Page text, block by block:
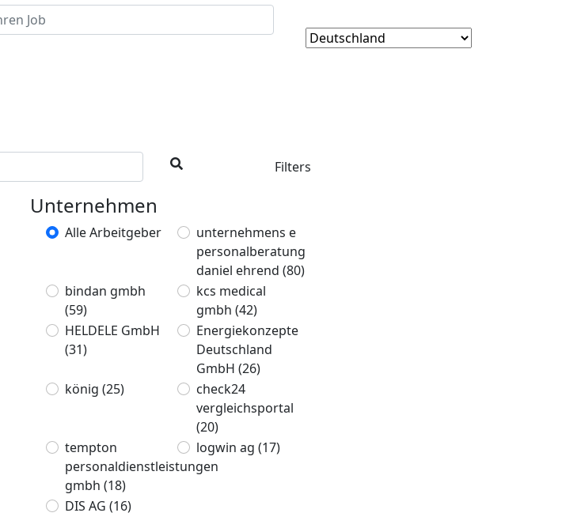
Filters
Unternehmen
Alle Arbeitgeber
unternehmens e
personalberatung
daniel ehrend (80)
bindan gmbh
(59)
kcs medical
gmbh (42)
HELDELE GmbH
(31)
Energiekonzepte
Deutschland
GmbH (26)
könig (25)
check24
vergleichsportal
(20)
tempton
personaldienstleistungen
gmbh (18)
logwin ag (17)
DIS AG (16)